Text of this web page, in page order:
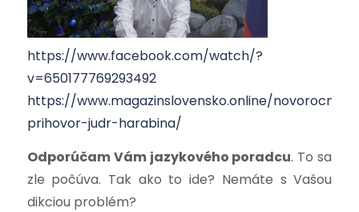
https://www.facebook.com/watch/?
v=650177769293492
https://www.magazinslovensko.online/novorocny-
prihovor-judr-harabina/
Odporúčam Vám jazykového poradcu. To sa
zle počúva. Tak ako to ide? Nemáte s Vašou
dikciou problém?